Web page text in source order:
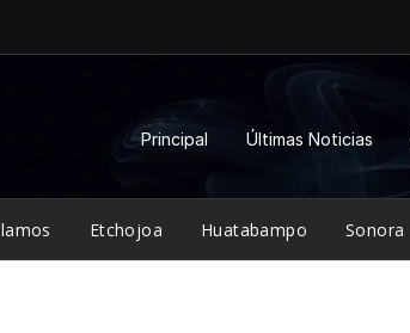
Principal Últimas Noticias
Etchojoa Huatabampo Sonora